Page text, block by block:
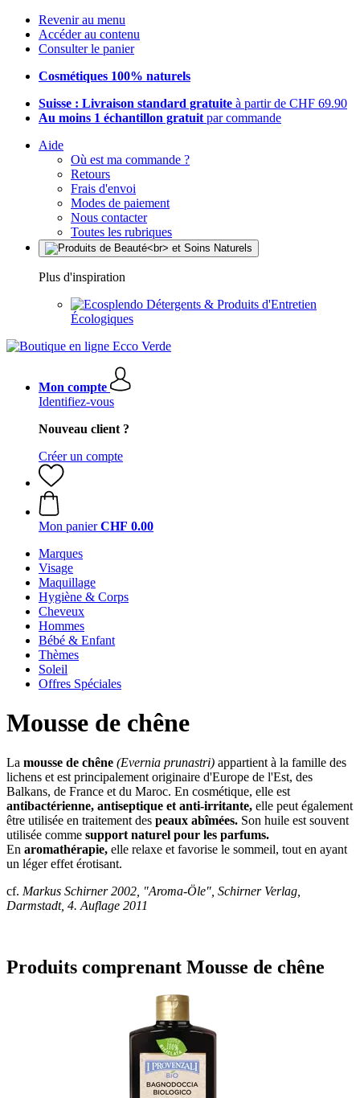
Revenir au menu
Accéder au contenu
Consulter le panier
Cosmétiques 100% naturels
Suisse : Livraison standard gratuite à partir de CHF 69.90
Au moins 1 échantillon gratuit par commande
Aide
Où est ma commande ?
Retours
Frais d'envoi
Modes de paiement
Nous contacter
Toutes les rubriques
Plus d'inspiration
Détergents & Produits d'Entretien
Écologiques
Mon compte
Identifiez-vous
Nouveau client ?
Créer un compte
Mon panier CHF 0.00
Marques
Visage
Maquillage
Hygiène & Corps
Cheveux
Hommes
Bébé & Enfant
Thèmes
Soleil
Offres Spéciales
Mousse de chêne
La mousse de chêne (Evernia prunastri) appartient à la famille des
lichens et est principalement originaire d'Europe de l'Est, des
Balkans, de France et du Maroc. En cosmétique, elle est
antibactérienne, antiseptique et anti-irritante, elle peut également
être utilisée en traitement des peaux abîmées. Son huile est souvent
utilisée comme support naturel pour les parfums.
En aromathérapie, elle relaxe et favorise le sommeil, tout en ayant
un léger effet érotisant.
cf. Markus Schirner 2002, "Aroma-Öle", Schirner Verlag,
Darmstadt, 4. Auflage 2011
Produits comprenant Mousse de chêne